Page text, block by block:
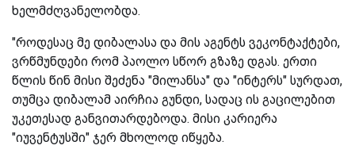
ხელმძღვანელობდა.
"როდესაც მე დიბალასა და მის აგენტს ვეკონტაქტები,
ვრწმუნდები რომ პაოლო სწორ გზაზე დგას. ერთი
წლის წინ მისი შეძენა "მილანსა" და "ინტერს" სურდათ,
თუმცა დიბალამ აირჩია გუნდი, სადაც ის გაცილებით
უკეთესად განვითარდებოდა. მისი კარიერა
"იუვენტუსში" ჯერ მხოლოდ იწყება.